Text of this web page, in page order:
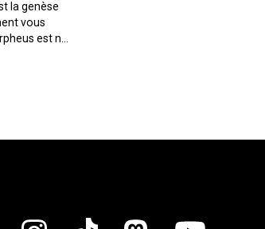
la genèse
vous
est né